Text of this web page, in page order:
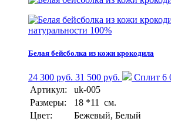
натуральности 100%
Белая бейсболка из кожи крокодила
24 300 руб. 31 500 руб.
Сплит 6
Артикул:
uk-005
Размеры:
18 *11 см.
Цвет:
Бежевый, Белый